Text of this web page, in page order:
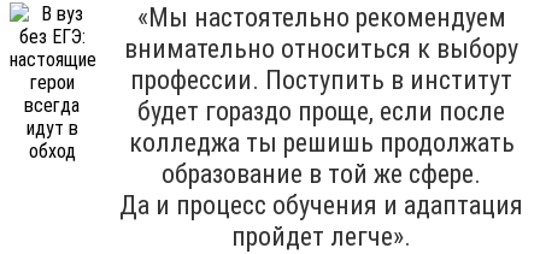
«Мы настоятельно рекомендуем
внимательно относиться к выбору
профессии. Поступить в институт
будет гораздо проще, если после
колледжа ты решишь продолжать
образование в той же сфере.
Да и процесс обучения и адаптация
пройдет легче».